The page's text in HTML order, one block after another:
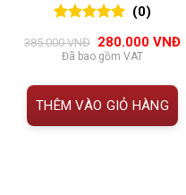
đánh giá
(0)
385.000VNĐ Giá
gốc
là:
385.000 VNĐ.
280.000 VNĐ
Đã bao gồm VAT
THÊM VÀO GIỎ HÀNG